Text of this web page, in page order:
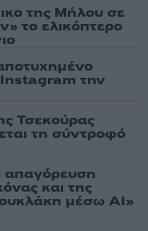
της Μήλου σε
το ελικόπτερο
την
Τσεκούρας
τη σύντροφό
απαγόρευση
και της
μέσω AI»